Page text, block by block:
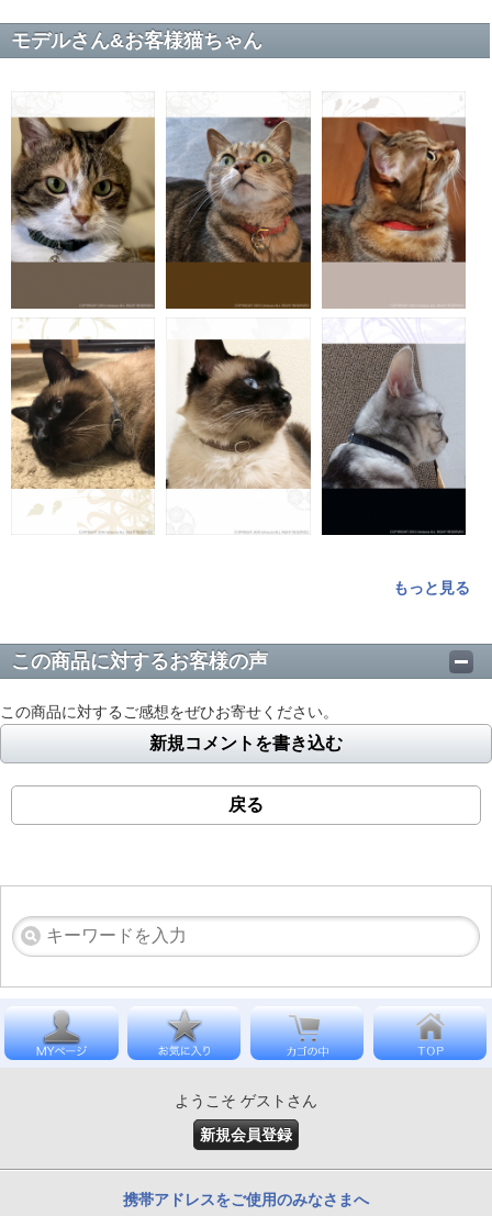
モデルさん&お客様猫ちゃん
もっと見る
この商品に対するお客様の声
この商品に対するご感想をぜひお寄せください。
新規コメントを書き込む
戻る
ようこそ ゲストさん
新規会員登録
携帯アドレスをご使用のみなさまへ